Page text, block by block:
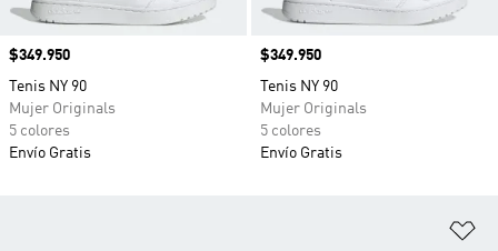
Precio
$349.950
Tenis NY 90
Mujer Originals
5 colores
Envío Gratis
Precio
$349.950
Tenis NY 90
Mujer Originals
5 colores
Envío Gratis